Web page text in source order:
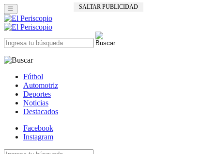
SALTAR PUBLICIDAD
☰
Fútbol
Automotriz
Deportes
Noticias
Destacados
Facebook
Instagram